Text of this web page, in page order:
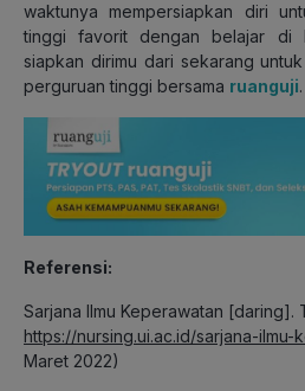
waktunya mempersiapkan diri
tinggi favorit dengan belajar di
siapkan dirimu dari sekarang
perguruan tinggi bersama ruanguji
Referensi:
Sarjana Ilmu Keperawatan [daring].
https://nursing.ui.ac.id/sarjana-ilmu-
Maret 2022)